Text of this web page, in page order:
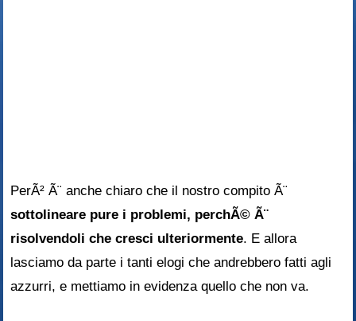
PerÃ² Ã¨ anche chiaro che il nostro compito Ã¨
sottolineare pure i problemi, perchÃ© Ã¨
risolvendoli che cresci ulteriormente. E allora
lasciamo da parte i tanti elogi che andrebbero fatti agli
azzurri, e mettiamo in evidenza quello che non va.